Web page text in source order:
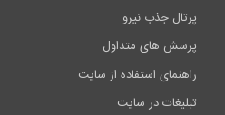
پرتال جذب نیرو
پرسش های متداول
راهنمای استفاده از سایت
تبلیغات در سایت